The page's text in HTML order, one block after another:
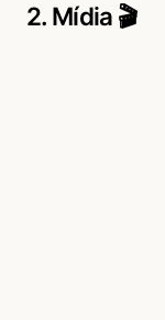
2. Mídia 🎬